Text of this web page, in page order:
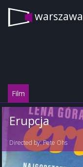
warszawa
Film
Erupcja
Directed by:Pete Ohs